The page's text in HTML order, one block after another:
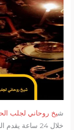
شيخ روحاني لجلب
خلال 24 ساعة يقدم الشيخ الروحاني خدماته